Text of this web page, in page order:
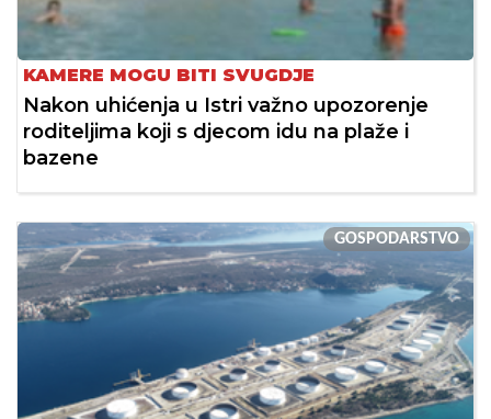
KAMERE MOGU BITI SVUGDJE
Nakon uhićenja u Istri važno upozorenje
roditeljima koji s djecom idu na plaže i
bazene
GOSPODARSTVO